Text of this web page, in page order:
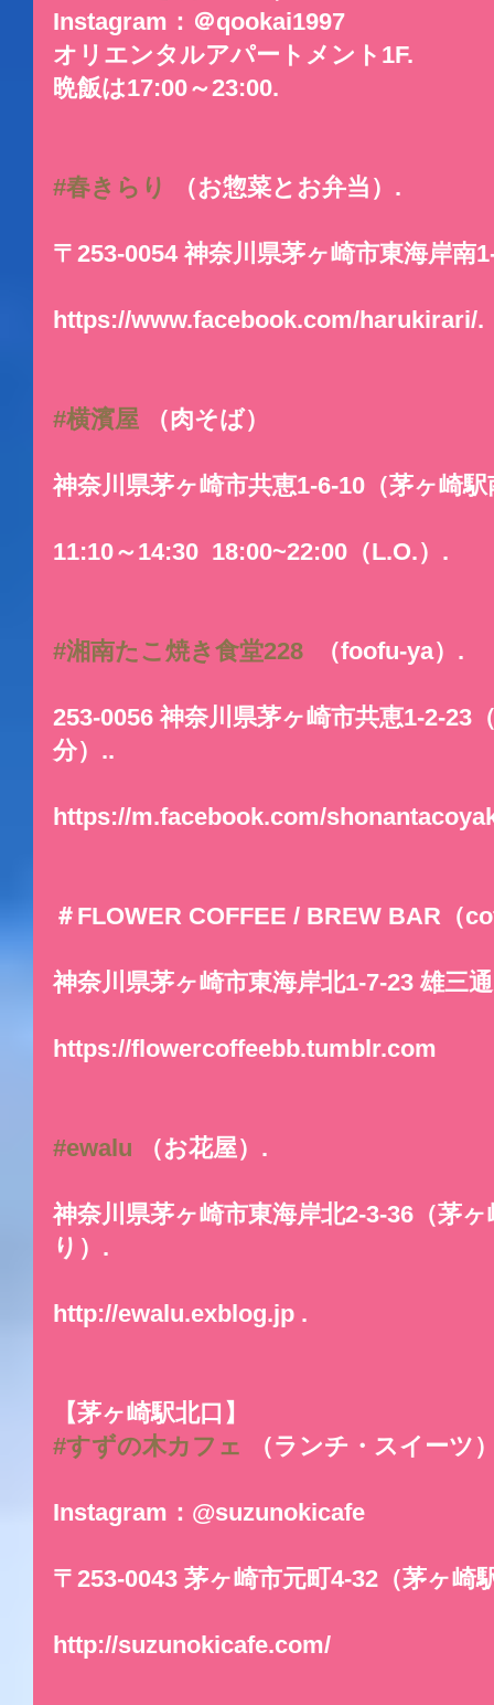
Instagram：＠qookai1997
オリエンタルアパートメント1F.
晩飯は17:00～23:00.
#春きらり （お惣菜とお弁当）.
〒253-0054 神奈川県茅ヶ崎市東海岸南
https://www.facebook.com/harukirari/.
#横濱屋 （肉そば）
神奈川県茅ヶ崎市共恵1-6-10（茅ヶ崎
11:10～14:30  18:00~22:00（L.O.）.
#湘南たこ焼き食堂228
  （foofu-ya）.
253-0056 神奈川県茅ヶ崎市共恵1-2-23
分）..
https://m.facebook.com/
＃FLOWER COFFEE / BREW BAR（
神奈川県茅ヶ崎市東海岸北1-7-23 雄三
https://flowercoffeebb.tumblr.com
#ewalu （お花屋）.
神奈川県茅ヶ崎市東海岸北2-3-36（茅
り）.
http://ewalu.exblog.jp .
【茅ヶ崎駅北口】
#すずの木カフェ
（ランチ・スイーツ
Instagram：@suzunokicafe
〒253-0043 茅ヶ崎市元町4-32（茅ヶ崎
http://suzunokicafe.com/